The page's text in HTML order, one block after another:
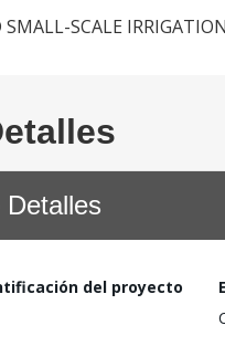
SCALE
Detalles
del proyecto